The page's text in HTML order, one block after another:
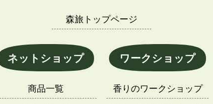
森旅トップページ
ネットショップ
商品一覧
ワークショップ
香りのワークショップ